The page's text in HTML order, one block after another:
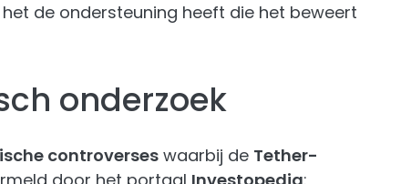
de ondersteuning heeft die het beweert
onderzoek
controverses waarbij de Tether-